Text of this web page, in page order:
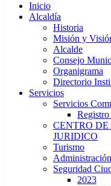
Inicio
Alcaldía
Historia
Misión y
Alcalde
Consejo
Organigrama
Directorio
Servicios
Servicios
CENTRO
JURIDICO
Turismo
Seguridad
2023